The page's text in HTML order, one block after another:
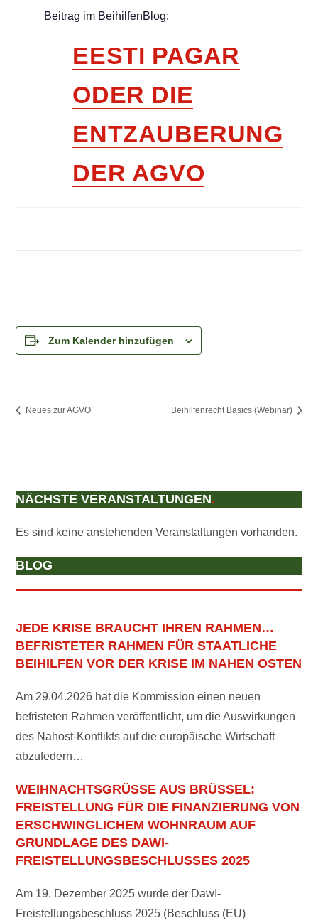
Beitrag im BeihilfenBlog:
EESTI PAGAR
ODER DIE
ENTZAUBERUNG
DER AGVO
Zum Kalender hinzufügen
Neues zur AGVO Beihilfenrecht Basics (Webinar)
NÄCHSTE VERANSTALTUNGEN.
Es sind keine anstehenden Veranstaltungen vorhanden.
BLOG
JEDE KRISE BRAUCHT IHREN RAHMEN…
BEFRISTETER RAHMEN FÜR STAATLICHE
BEIHILFEN VOR DER KRISE IM NAHEN OSTEN
Am 29.04.2026 hat die Kommission einen neuen
befristeten Rahmen veröffentlicht, um die Auswirkungen
des Nahost-Konflikts auf die europäische Wirtschaft
abzufedern…
WEIHNACHTSGRÜSSE AUS BRÜSSEL: F
REISTELLUNG FÜR DIE FINANZIERUNG VON E
RSCHWINGLICHEM WOHNRAUM AUF G
RUNDLAGE DES DAWI-F
REISTELLUNGSBESCHLUSSES 2025
Am 19. Dezember 2025 wurde der DawI-
Freistellungsbeschluss 2025 (Beschluss (EU)